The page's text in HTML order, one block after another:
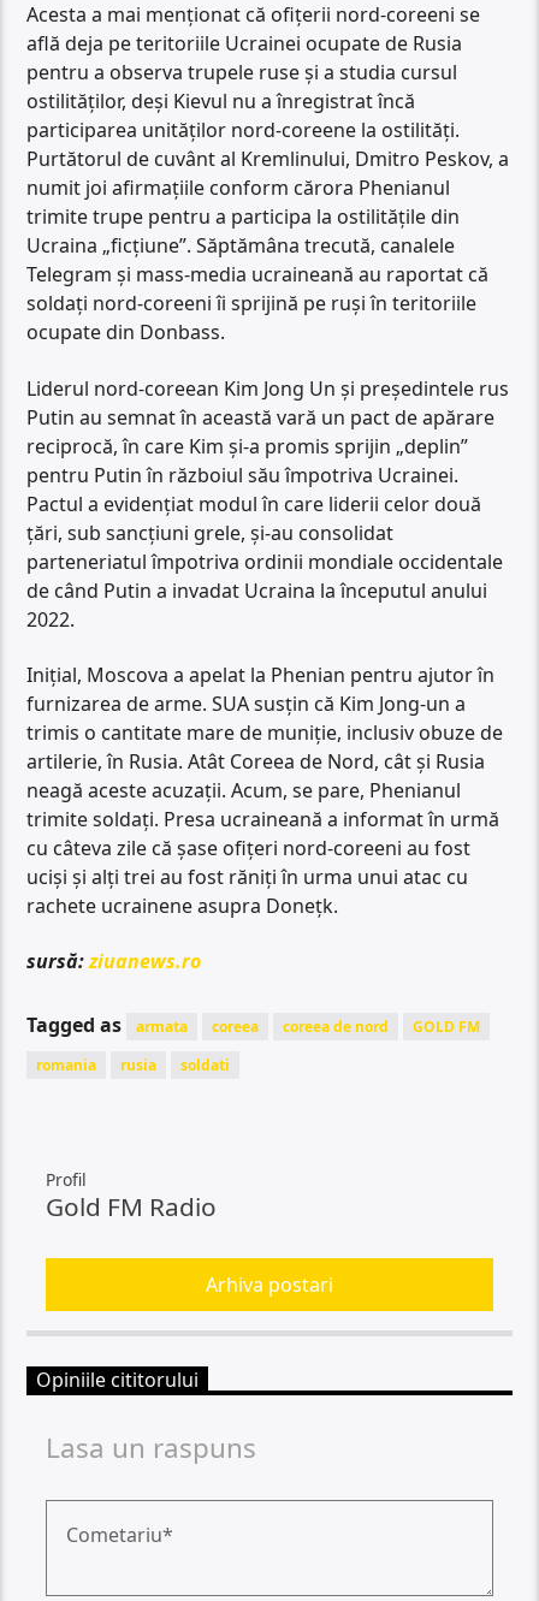
Acesta a mai menționat că ofițerii nord-coreeni se
află deja pe teritoriile Ucrainei ocupate de Rusia
pentru a observa trupele ruse și a studia cursul
ostilităților, deși Kievul nu a înregistrat încă
participarea unităților nord-coreene la ostilități.
Purtătorul de cuvânt al Kremlinului, Dmitro Peskov, a
numit joi afirmațiile conform cărora Phenianul
trimite trupe pentru a participa la ostilitățile din
Ucraina „ficțiune”. Săptămâna trecută, canalele
Telegram și mass-media ucraineană au raportat că
soldați nord-coreeni îi sprijină pe ruși în teritoriile
ocupate din Donbass.
Liderul nord-coreean Kim Jong Un și președintele rus
Putin au semnat în această vară un pact de apărare
reciprocă, în care Kim și-a promis sprijin „deplin”
pentru Putin în războiul său împotriva Ucrainei.
Pactul a evidențiat modul în care liderii celor două
țări, sub sancțiuni grele, și-au consolidat
parteneriatul împotriva ordinii mondiale occidentale
de când Putin a invadat Ucraina la începutul anului
2022.
Inițial, Moscova a apelat la Phenian pentru ajutor în
furnizarea de arme. SUA susțin că Kim Jong-un a
trimis o cantitate mare de muniție, inclusiv obuze de
artilerie, în Rusia. Atât Coreea de Nord, cât și Rusia
neagă aceste acuzații. Acum, se pare, Phenianul
trimite soldați. Presa ucraineană a informat în urmă
cu câteva zile că șase ofițeri nord-coreeni au fost
uciși și alți trei au fost răniți în urma unui atac cu
rachete ucrainene asupra Donețk.
sursă:ziuanews.ro
Tagged as armata coreea coreea de nord
GOLD FM
romania
rusia soldati
Profil
Gold FM Radio
Arhiva postari
Opiniile cititorului
Lasa un raspuns